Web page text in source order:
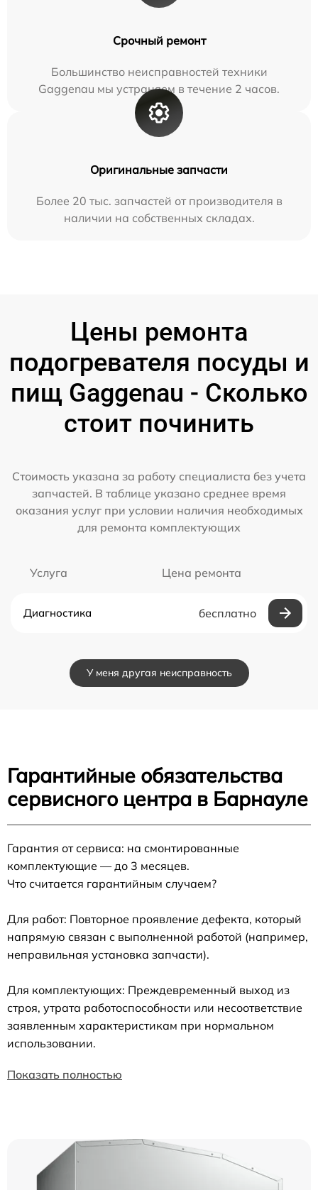
Срочный ремонт
Большинство неисправностей техники
Gaggenau мы устраняем в течение 2 часов.
Оригинальные запчасти
Более 20 тыс. запчастей от производителя в
наличии на собственных складах.
Цены ремонта
подогревателя посуды и
пищ Gaggenau - Сколько
стоит починить
Стоимость указана за работу специалиста без учета
запчастей. В таблице указано среднее время
оказания услуг при условии наличия необходимых
для ремонта комплектующих
Услуга Цена ремонта
Диагностика бесплатно
У меня другая неисправность
Гарантийные обязательства
сервисного центра в Барнауле
Гарантия от сервиса: на смонтированные
комплектующие — до 3 месяцев.
Что считается гарантийным случаем?
Для работ: Повторное проявление дефекта, который
напрямую связан с выполненной работой (например,
неправильная установка запчасти).
Для комплектующих: Преждевременный выход из
строя, утрата работоспособности или несоответствие
заявленным характеристикам при нормальном
использовании.
Показать полностью